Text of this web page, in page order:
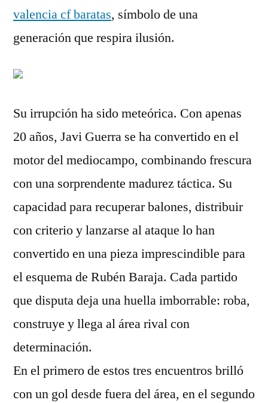
valencia cf baratas, símbolo de una
generación que respira ilusión.
Su irrupción ha sido meteórica. Con apenas
20 años, Javi Guerra se ha convertido en el
motor del mediocampo, combinando frescura
con una sorprendente madurez táctica. Su
capacidad para recuperar balones, distribuir
con criterio y lanzarse al ataque lo han
convertido en una pieza imprescindible para
el esquema de Rubén Baraja. Cada partido
que disputa deja una huella imborrable: roba,
construye y llega al área rival con
determinación.
En el primero de estos tres encuentros brilló
con un gol desde fuera del área, en el segundo